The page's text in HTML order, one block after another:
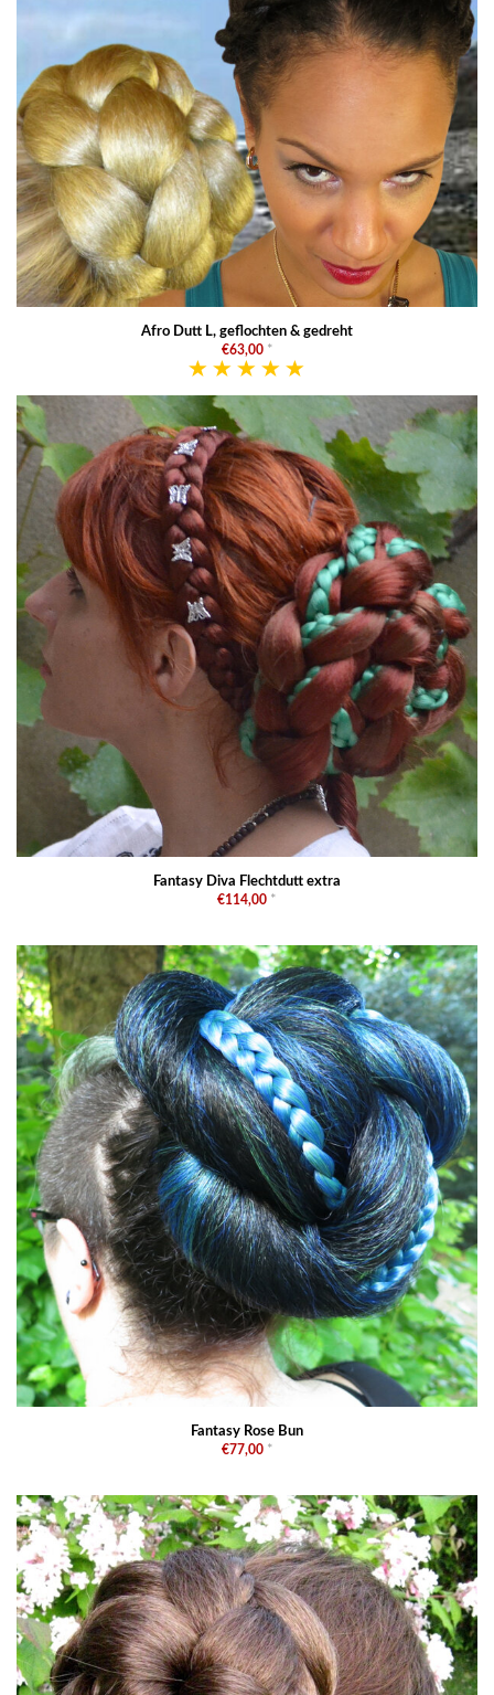
Afro Dutt L, geflochten & gedreht
€63,00 *
Fantasy Diva Flechtdutt extra
€114,00 *
Fantasy Rose Bun
€77,00 *